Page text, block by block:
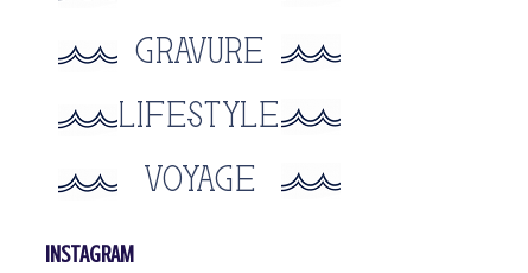
INSTAGRAM